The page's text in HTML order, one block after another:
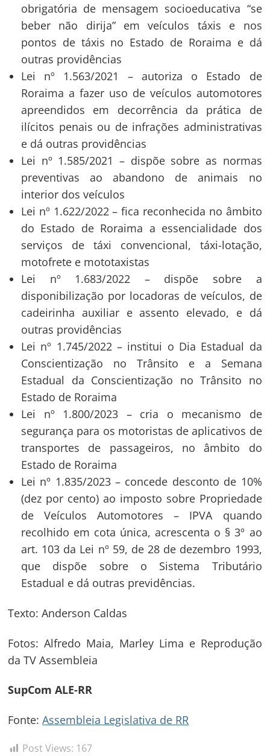
obrigatória de mensagem socioeducativa “se
beber não dirija” em veículos táxis e nos
pontos de táxis no Estado de Roraima e dá
outras providências
Lei nº 1.563/2021 – autoriza o Estado de
Roraima a fazer uso de veículos automotores
apreendidos em decorrência da prática de
ilícitos penais ou de infrações administrativas
e dá outras providências
Lei nº 1.585/2021 – dispõe sobre as normas
preventivas ao abandono de animais no
interior dos veículos
Lei nº 1.622/2022 – fica reconhecida no âmbito
do Estado de Roraima a essencialidade dos
serviços de táxi convencional, táxi-lotação,
motofrete e mototaxistas
Lei nº 1.683/2022 – dispõe sobre a
disponibilização por locadoras de veículos, de
cadeirinha auxiliar e assento elevado, e dá
outras providências
Lei nº 1.745/2022 – institui o Dia Estadual da
Conscientização no Trânsito e a Semana
Estadual da Conscientização no Trânsito no
Estado de Roraima
Lei nº 1.800/2023 – cria o mecanismo de
segurança para os motoristas de aplicativos de
transportes de passageiros, no âmbito do
Estado de Roraima
Lei nº 1.835/2023 – concede desconto de 10%
(dez por cento) ao imposto sobre Propriedade
de Veículos Automotores – IPVA quando
recolhido em cota única, acrescenta o § 3º ao
art. 103 da Lei nº 59, de 28 de dezembro 1993,
que dispõe sobre o Sistema Tributário
Estadual e dá outras previdências.
Texto: Anderson Caldas
Fotos: Alfredo Maia, Marley Lima e Reprodução
da TV Assembleia
SupCom ALE-RR
Fonte:Assembleia Legislativa de RR
Post Views: 167